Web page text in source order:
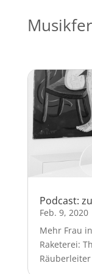
Podcast:
Feb. 9, 2020
Mehr Frau
Raketerei: